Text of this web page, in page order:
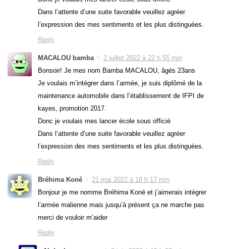
Dans l’attente d’une suite favorable veuillez agréer
l’expression des mes sentiments et les plus distinguées.
Reply
MACALOU bamba
2 juillet 2022 à 22 h 55 min
Bonsoir! Je mes nom Bamba MACALOU, âgés 23ans
Je voulais m’intégrer dans l’armée, je suis diplômé de la
maintenance automobile dans l’établissement de IFPI de
kayes, promotion 2017.
Donc je voulais mes lancer école sous officié
Dans l’attente d’une suite favorable veuillez agréer
l’expression des mes sentiments et les plus distinguées.
Reply
Bréhima Koné
21 mai 2022 à 18 h 17 min
Bonjour je me nomme Bréhima Koné et j’aimerais intégrer
l’armée malienne mais jusqu’à présent ça ne marche pas
merci de vouloir m’aider
Reply